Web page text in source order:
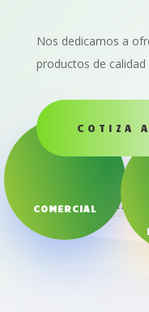
Nos dedicamos a
productos de
COTIZA
COMERCIAL